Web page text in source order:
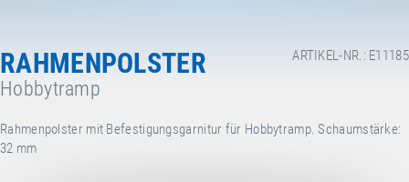
ARTIKEL-NR.: E11185
RAHMENPOLSTER
Hobbytramp
Rahmenpolster mit Befestigungsgarnitur für Hobbytramp. Schaumstärke:
32 mm